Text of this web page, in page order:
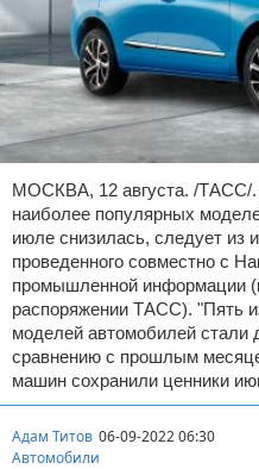
МОСКВА, 12 августа. /ТАСС/.
наиболее популярных
июле снизилась, следует из
проведенного совместно с
промышленной информации
распоряжении ТАСС). "Пять
моделей автомобилей стали
сравнению с прошлым
машин сохранили ценники
Адам Титов 06-09-2022 06:30
Автомобили